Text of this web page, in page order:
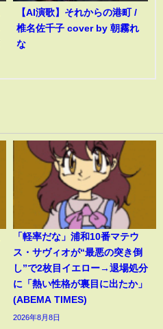
【AI演歌】それからの港町 /
椎名佐千子 cover by 朝霧れ
な
「軽率だな」浦和10番マテウ
ス・サヴィオが“最悪の突き倒
し”で2枚目イエロー→退場処分
に「熱い性格が裏目に出たか」
(ABEMA TIMES)
2026年8月8日